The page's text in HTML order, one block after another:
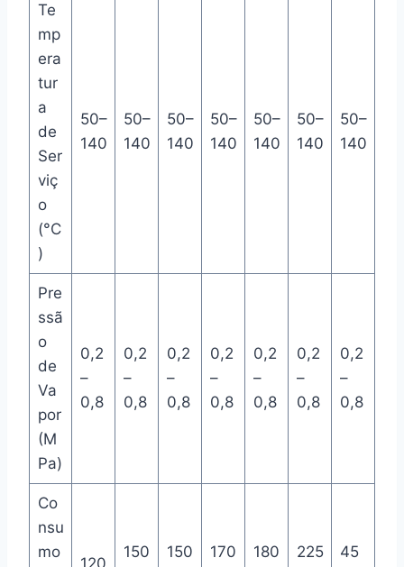
Te
mp
era
tur
a
de
Ser
viç
o
(°C
)
50–
140
50–
140
50–
140
50–
140
50–
140
50–
140
50–
140
Pre
ssã
o
de
Va
por
(M
Pa)
0,2
–
0,8
0,2
–
0,8
0,2
–
0,8
0,2
–
0,8
0,2
–
0,8
0,2
–
0,8
0,2
–
0,8
Co
nsu
mo
120
150 150 170 180 225 45